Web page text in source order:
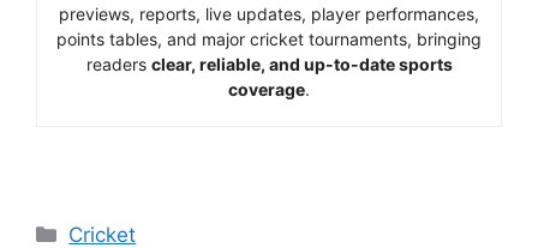
previews, reports, live updates, player performances,
points tables, and major cricket tournaments, bringing
readers clear, reliable, and up-to-date sports
coverage.
Cricket